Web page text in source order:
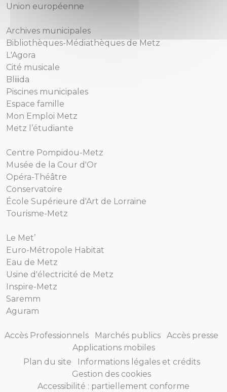
Union européenne
Archives municipales
Bibliothèques-Médiathèques de Metz
L'Agora
Cité musicale
Bliiida
Piscines municipales
Espace famille
Mon Emploi Metz
Metz l’étudiante
Centre Pompidou-Metz
Musée de la Cour d'Or
Opéra-Théâtre
Conservatoire
École Supérieure d'Art de Lorraine
Tourisme-Metz
Le Met’
Euro-Métropole Habitat
Eau de Metz
Usine d'électricité de Metz
Inspire-Metz
Saremm
Aguram
Accès Professionnels Marchés publics
Accès presse
Applications mobiles
Plan du site
Informations légales et crédits
Gestion des cookies
Accessibilité : partiellement conforme